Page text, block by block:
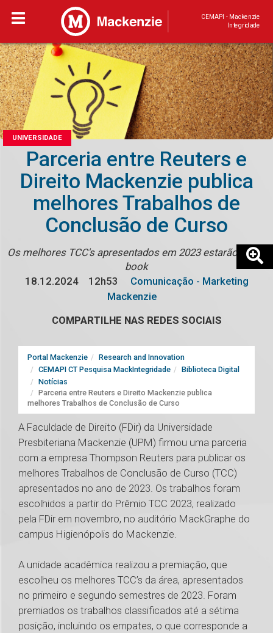
CEMAPI - Mackenzie
Integridade
UNIVERSIDADE
Parceria entre Reuters e
Direito Mackenzie publica
melhores Trabalhos de
Conclusão de Curso
Os melhores TCC's apresentados em 2023 estarão em e-
book
18.12.2024
12h53
Comunicação - Marketing
Mackenzie
COMPARTILHE NAS REDES SOCIAIS
Portal Mackenzie
Research and Innovation
CEMAPI CT Pesquisa MackIntegridade
Biblioteca Digital
Notícias
Parceria entre Reuters e Direito Mackenzie publica
melhores Trabalhos de Conclusão de Curso
A Faculdade de Direito (FDir) da Universidade
Presbiteriana Mackenzie (UPM) firmou uma parceria
com a empresa Thompson Reuters para publicar os
melhores Trabalhos de Conclusão de Curso (TCC)
apresentados no ano de 2023. Os trabalhos foram
escolhidos a partir do Prêmio TCC 2023, realizado
pela FDir em novembro, no auditório MackGraphe do
campus Higienópolis do Mackenzie.
A unidade acadêmica realizou a premiação, que
escolheu os melhores TCC’s da área, apresentados
no primeiro e segundo semestres de 2023. Foram
premiados os trabalhos classificados até a sétima
posição, incluindo os empates, o que corresponde a